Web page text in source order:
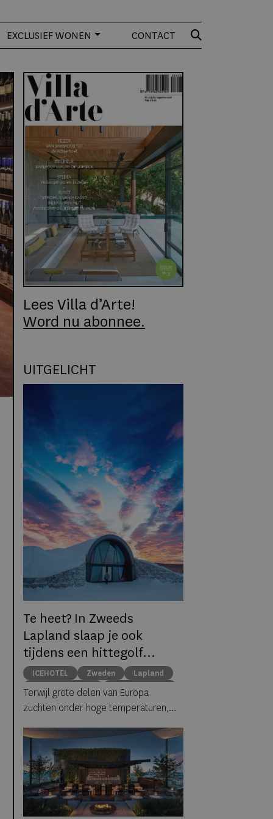
EXCLUSIEF WONEN CONTACT
Lees Villa d’Arte!
Word nu abonnee.
UITGELICHT
Te heet? In Zweeds
Lapland slaap je ook
tijdens een hittegolf
gewoon tussen ijs en
sneeuw
ICEHOTEL Zweden
Lapland
middernachtzon
summer travel
Arctische reizen
Terwijl grote delen van Europa
zuchten onder hoge temperaturen,
Jukkasjärvi een verrassend
alternatief. Dankzij
ICEHOTEL 365blijft
het iconische ijshotel het hele jaar
geopend, waardoor gasten zelfs
midden in de zomer kunnen
overnachten in met de hand uit ijs